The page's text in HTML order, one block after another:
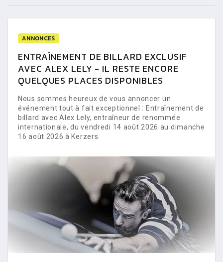
ANNONCES
ENTRAÎNEMENT DE BILLARD EXCLUSIF
AVEC ALEX LELY - IL RESTE ENCORE
QUELQUES PLACES DISPONIBLES
Nous sommes heureux de vous annoncer un
événement tout à fait exceptionnel : Entraînement de
billard avec Alex Lely, entraîneur de renommée
internationale, du vendredi 14 août 2026 au dimanche
16 août 2026 à Kerzers.